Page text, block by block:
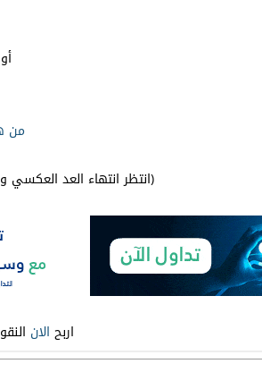
أو
من
(انتظر انتهاء العد العكسي
اربح الان